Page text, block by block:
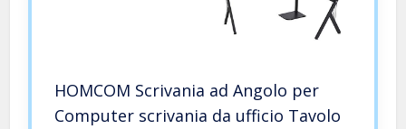
HOMCOM Scrivania ad Angolo per
Computer scrivania da ufficio Tavolo